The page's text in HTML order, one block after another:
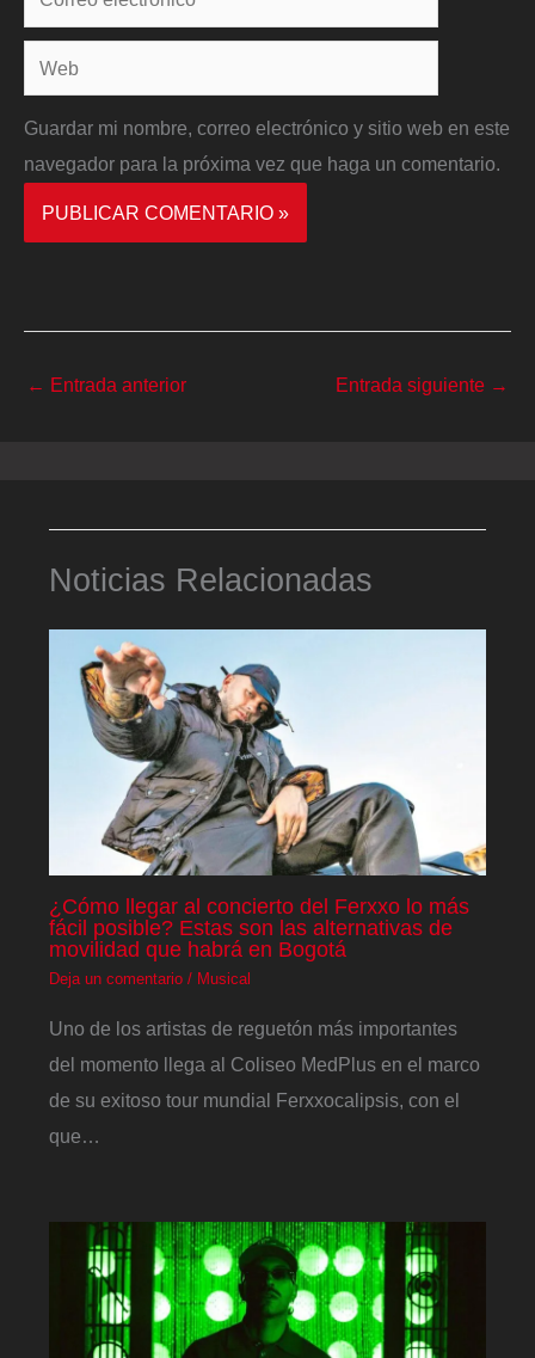
electrónico*
Web
Guardar mi nombre, correo electrónico y sitio web en este
navegador para la próxima vez que haga un comentario.
← Entrada anterior Entrada siguiente →
Noticias Relacionadas
¿Cómo llegar al concierto del Ferxxo lo más
fácil posible? Estas son las alternativas de
movilidad que habrá en Bogotá
Deja un comentario / Musical
Uno de los artistas de reguetón más importantes
del momento llega al Coliseo MedPlus en el marco
de su exitoso tour mundial Ferxxocalipsis, con el
que…